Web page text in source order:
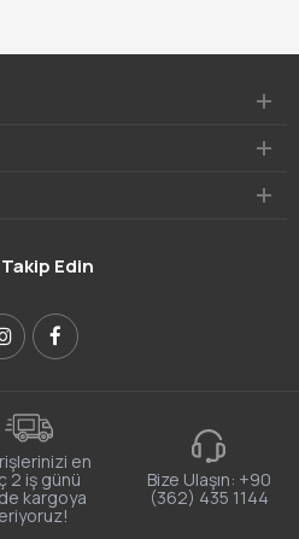
Edin
en
2 iş günü
kargoya
Bize Ulaşın: +90
(362) 435 1144